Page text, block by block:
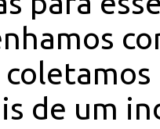
coletamos
de um